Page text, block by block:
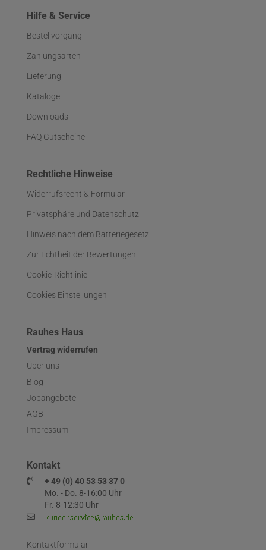
Hilfe & Service
Bestellvorgang
Zahlungsarten
Lieferung
Kataloge
Downloads
FAQ Gutscheine
Rechtliche Hinweise
Widerrufsrecht & Formular
Privatsphäre und Datenschutz
Hinweis nach dem Batteriegesetz
Zur Echtheit der Bewertungen
Cookie-Richtlinie
Cookies Einstellungen
Rauhes Haus
Vertrag widerrufen
Über uns
Blog
Jobangebote
AGB
Impressum
Kontakt
+ 49 (0) 40 53 53 37 0
Mo. - Do. 8-16:00 Uhr
Fr. 8-12:30 Uhr
Kontaktformular